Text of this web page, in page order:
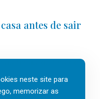
antes de sair
as férias, os fins-de-
casa fica mais
neste site para
memorizar as